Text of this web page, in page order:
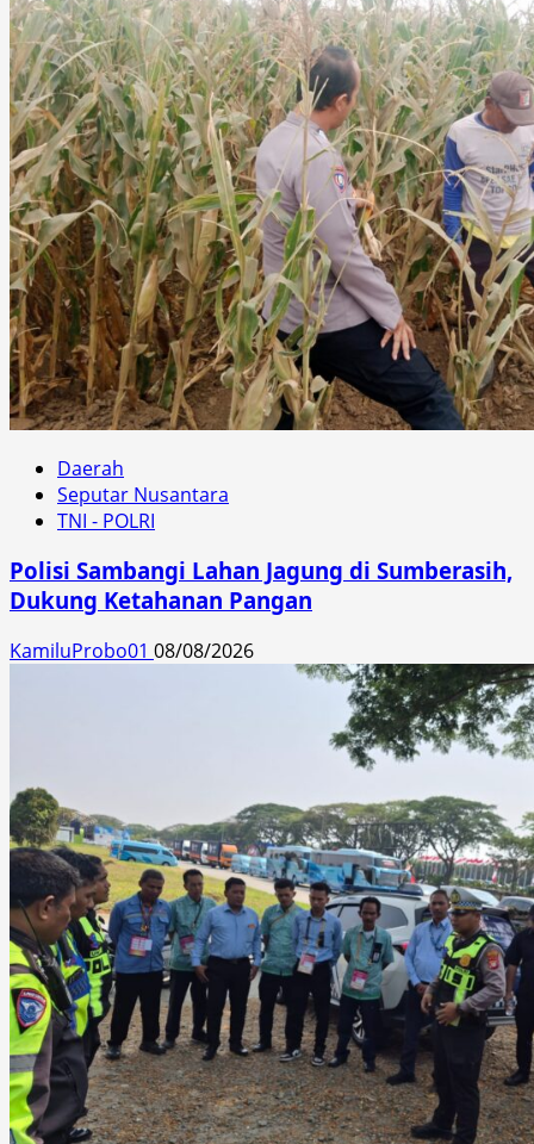
Daerah
Seputar Nusantara
TNI - POLRI
Polisi Sambangi Lahan Jagung di Sumberasih,
Dukung Ketahanan Pangan
KamiluProbo01 08/08/2026